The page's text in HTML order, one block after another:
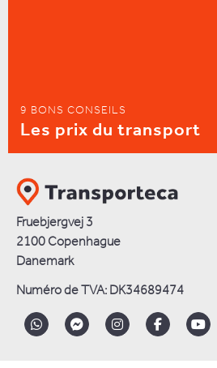
9 BONS CONSEILS
Les prix du transport
Fruebjergvej 3
2100 Copenhague
Danemark
Numéro de TVA: DK34689474